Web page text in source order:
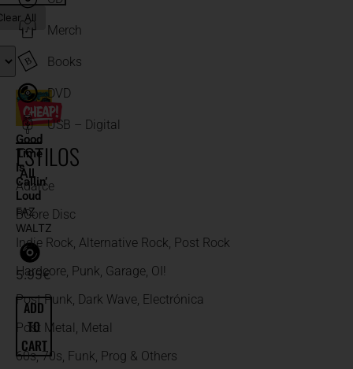
Merch
Books
DVD
USB – Digital
ESTILOS
All
Adarce
BCore Disc
Indie Rock, Alternative Rock, Post Rock
Hardcore, Punk, Garage, OI!
Post Punk, Dark Wave, Electrónica
Post Metal, Metal
60s, 70s, Funk, Prog & Others
All
Good
Time
Is
Callin’
Loud
FAZ
WALTZ
5.95€
ADD
TO
CART